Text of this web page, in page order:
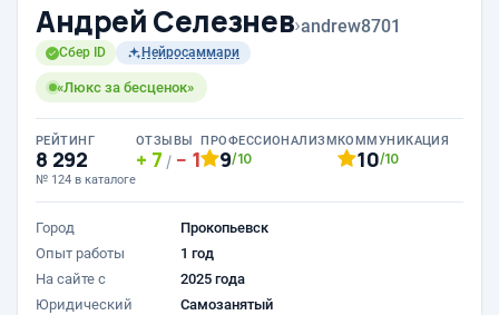
Андрей Селезнев›andrew8701
Сбер ID Нейросаммари
«Люкс за бесценок»
РЕЙТИНГ
8 292
№ 124 в каталоге
ОТЗЫВЫ
7 / 1
ПРОФЕССИОНАЛИЗМ
9/10
КОММУНИКАЦИЯ
10/10
Город
Прокопьевск
Опыт работы
1 год
На сайте с
2025 года
Юридический
Самозанятый